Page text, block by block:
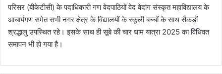
परिसर (बीकेटीसी) के पदाधिकारी गण वेदपाठियों वेद वेदांग संस्कृत महाविद्यालय के
आचार्यगण समेत सभी नगर क्षेत्र के विद्यालयों के स्कूली बच्चों के साथ सैकड़ों
श्रद्धालु उपस्थित रहे। इसके साथ ही सूबे की चार धाम यात्रा 2025 का विधिवत
समापन भी हो गया है।